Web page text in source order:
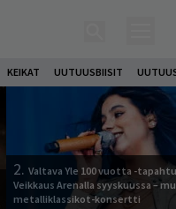
KEIKAT UUTUUSBIISIT
2. Valtava Yle 100 vuotta -
Veikkaus Arenalla syyskuussa –
metalliklassikot-konsertti